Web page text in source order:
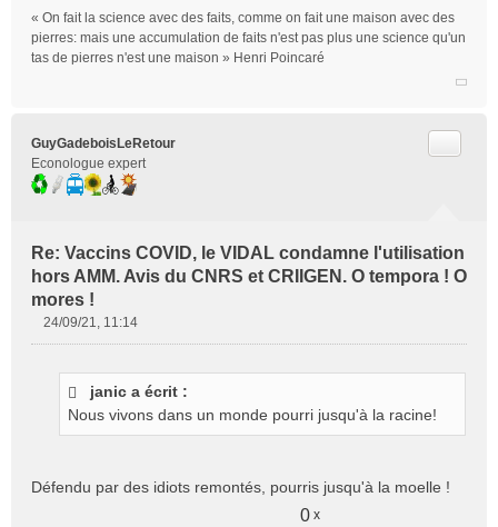
« On fait la science avec des faits, comme on fait une maison avec des
pierres: mais une accumulation de faits n'est pas plus une science qu'un
tas de pierres n'est une maison » Henri Poincaré
GuyGadeboisLeRetour
Econologue expert
Re: Vaccins COVID, le VIDAL condamne l'utilisation
hors AMM. Avis du CNRS et CRIIGEN. O tempora ! O
mores !
o
24/09/21, 11:14
janic a écrit :
Nous vivons dans un monde pourri jusqu'à la racine!
Défendu par des idiots remontés, pourris jusqu'à la moelle !
0 x